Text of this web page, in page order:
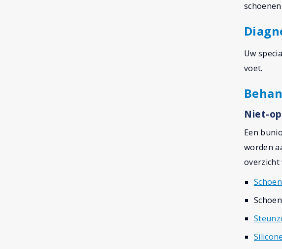
Uw
voet.
Niet-
Een
worden
overzicht